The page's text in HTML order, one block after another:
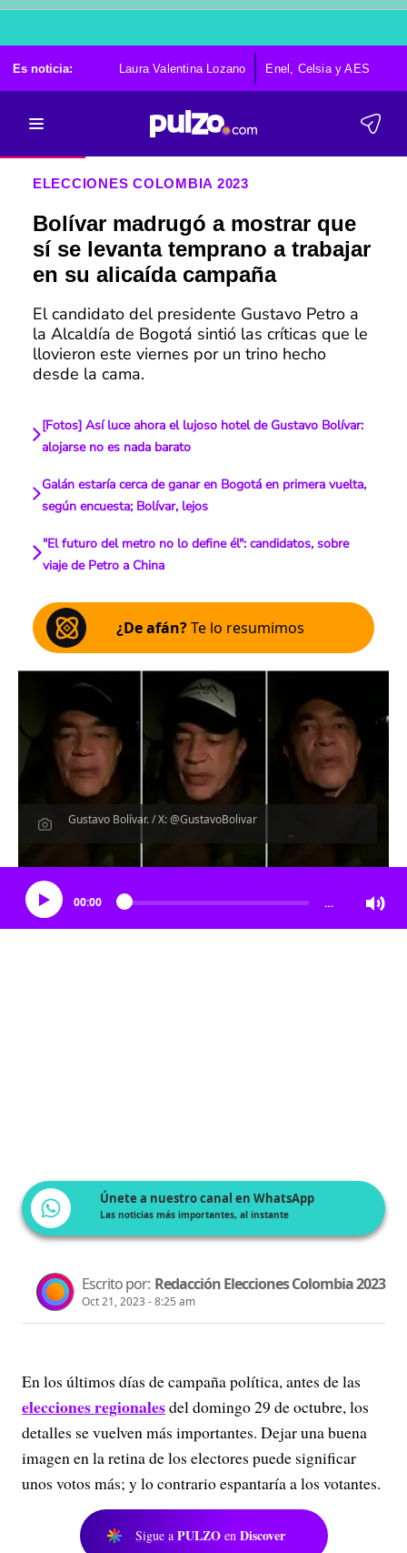
Es noticia: Laura Valentina Lozano Enel, Celsia y AES
ELECCIONES COLOMBIA 2023
Bolívar madrugó a mostrar que
sí se levanta temprano a trabajar
en su alicaída campaña
El candidato del presidente Gustavo Petro a
la Alcaldía de Bogotá sintió las críticas que le
llovieron este viernes por un trino hecho
desde la cama.
[Fotos] Así luce ahora el lujoso hotel de Gustavo Bolívar:
alojarse no es nada barato
Galán estaría cerca de ganar en Bogotá en primera vuelta,
según encuesta; Bolívar, lejos
"El futuro del metro no lo define él": candidatos, sobre
viaje de Petro a China
¿De afán?Te lo resumimos
Gustavo Bolívar. / X: @GustavoBolivar
00:00 …
Únete a nuestro canal en WhatsApp
Las noticias más importantes, al instante
Escrito por: Redacción Elecciones Colombia 2023
Oct 21, 2023 - 8:25 am
En los últimos días de campaña política, antes de las
elecciones regionalesdel domingo 29 de octubre, los
detalles se vuelven más importantes. Dejar una buena
imagen en la retina de los electores puede significar
unos votos más; y lo contrario espantaría a los votantes.
Sigue a PULZO en Discover